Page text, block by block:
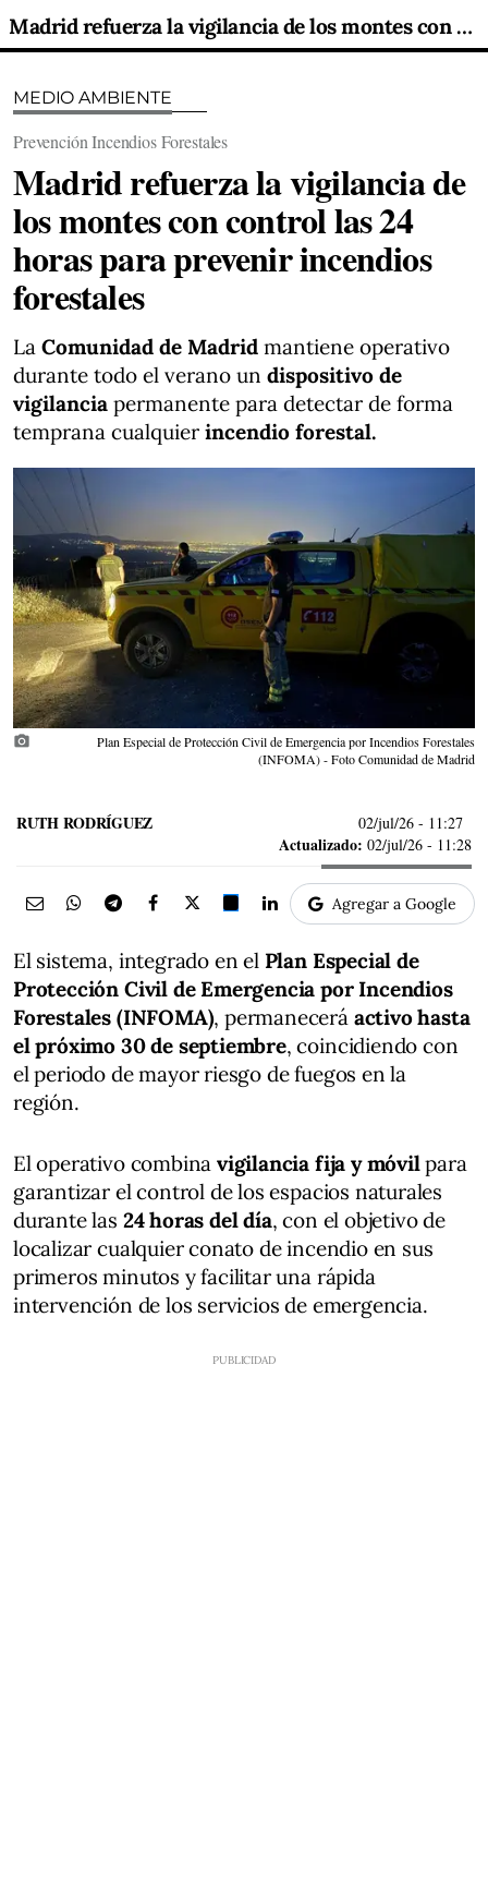
Madrid refuerza la vigilancia de los montes con control las 24 horas para prevenir incendios forestales
MEDIO AMBIENTE
Prevención Incendios Forestales
Madrid refuerza la vigilancia de
los montes con control las 24
horas para prevenir incendios
forestales
La Comunidad de Madrid mantiene operativo
durante todo el verano un dispositivo de
vigilancia permanente para detectar de forma
temprana cualquier incendio forestal.
photo_camera
Plan Especial de Protección Civil de Emergencia por Incendios Forestales
(INFOMA) - Foto Comunidad de Madrid
RUTH RODRÍGUEZ 02/jul/26 - 11:27
Actualizado: 02/jul/26 - 11:28
Agregar a Google
El sistema, integrado en el Plan Especial de
Protección Civil de Emergencia por Incendios
Forestales (INFOMA), permanecerá activo hasta
el próximo 30 de septiembre, coincidiendo con
el periodo de mayor riesgo de fuegos en la
región.
El operativo combinavigilancia fija y móvilpara
garantizar el control de los espacios naturales
durante las 24 horas del día, con el objetivo de
localizar cualquier conato de incendio en sus
primeros minutos y facilitar una rápida
intervención de los servicios de emergencia.